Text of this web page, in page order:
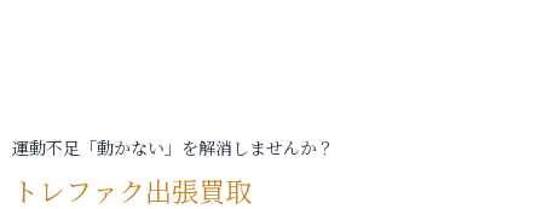
運動不足「動かない」を解消しませんか？
トレファク出張買取